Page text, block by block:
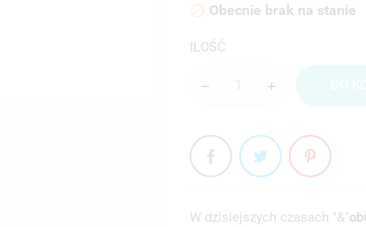
 Obecnie brak na stanie
ILOŚĆ
W dzisiejszych czasach "&"